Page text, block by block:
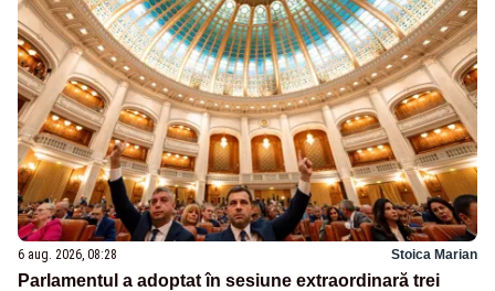
6 aug. 2026, 08:28 Stoica Marian
Parlamentul a adoptat în sesiune extraordinară trei